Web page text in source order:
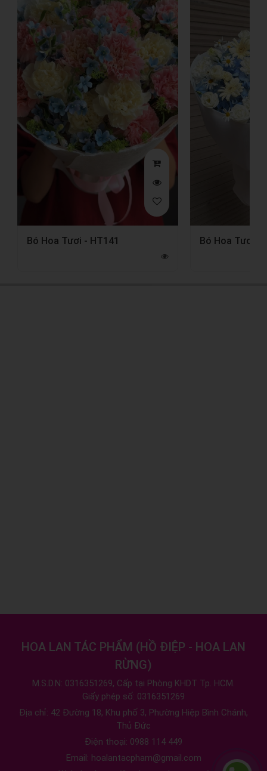
Bó Hoa Tươi - HT141 Bó Hoa Tươi -
HOA LAN TÁC PHẨM (HỒ ĐIỆP - HOA LAN
RỪNG)
M.S.D.N: 0316351269, Cấp tại Phòng KHDT Tp. HCM.
Giấy phép số: 0316351269
Địa chỉ: 42 Đường 18, Khu phố 3, Phường Hiệp Bình Chánh,
Thủ Đức
Điện thoại: 0988 114 449
Email: hoalantacpham@gmail.com